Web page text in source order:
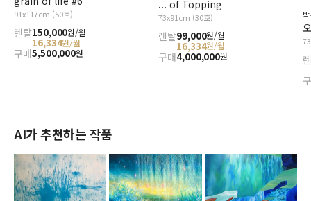
91x117cm (50호)
렌탈150,000원/월
16,334원/월
구매5,500,000원
... of Topping
73x91cm (30호)
렌탈99,000원/월
16,334원/월
구매4,000,000원
AI가 추천하는 작품